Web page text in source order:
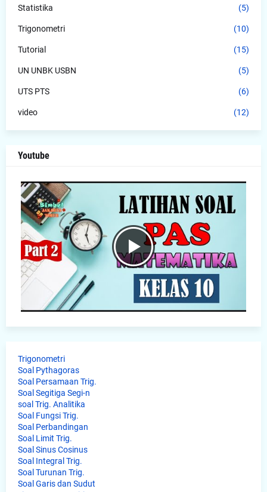
Statistika (5)
Trigonometri (10)
Tutorial (15)
UN UNBK USBN (5)
UTS PTS (6)
video (12)
Youtube
Trigonometri
Soal Pythagoras
Soal Persamaan Trig.
Soal Segitiga Segi-n
soal Trig. Analitika
Soal Fungsi Trig.
Soal Perbandingan
Soal Limit Trig.
Soal Sinus Cosinus
Soal Integral Trig.
Soal Turunan Trig.
Soal Garis dan Sudut